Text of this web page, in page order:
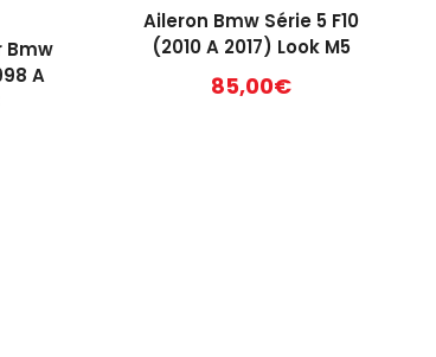
Bmw
A
Aileron Bmw Série 5 F10
(2010 A 2017) Look M5
85,00€